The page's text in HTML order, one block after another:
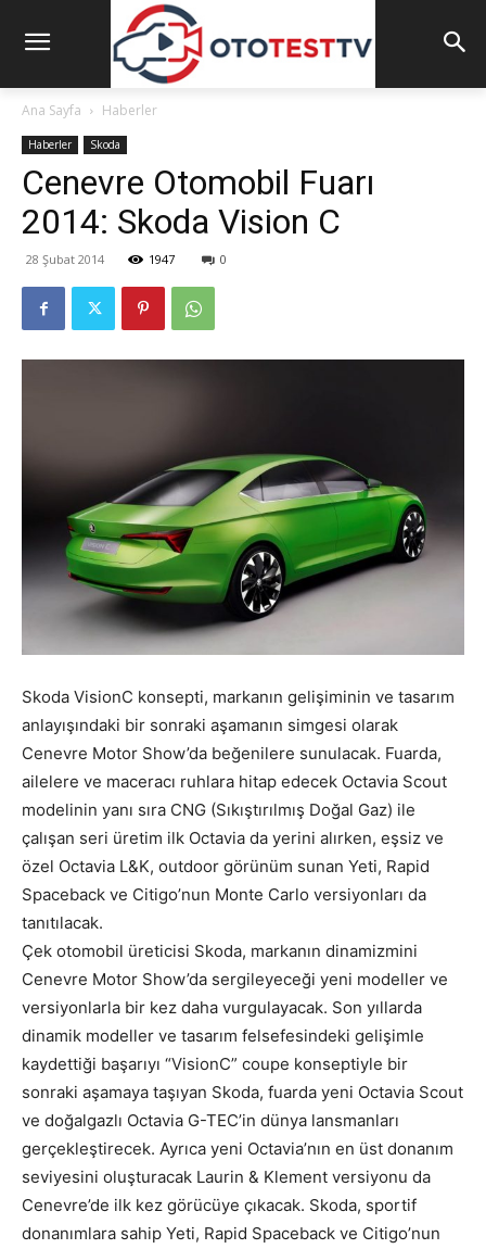
Ana Sayfa Haberler
Haberler Skoda
Cenevre Otomobil Fuarı
2014: Skoda Vision C
28 Şubat 2014 1947 0
Skoda VisionC konsepti, markanın gelişiminin ve tasarım
anlayışındaki bir sonraki aşamanın simgesi olarak
Cenevre Motor Show’da beğenilere sunulacak. Fuarda,
ailelere ve maceracı ruhlara hitap edecek Octavia Scout
modelinin yanı sıra CNG (Sıkıştırılmış Doğal Gaz) ile
çalışan seri üretim ilk Octavia da yerini alırken, eşsiz ve
özel Octavia L&K, outdoor görünüm sunan Yeti, Rapid
Spaceback ve Citigo’nun Monte Carlo versiyonları da
tanıtılacak.
Çek otomobil üreticisi Skoda, markanın dinamizmini
Cenevre Motor Show’da sergileyeceği yeni modeller ve
versiyonlarla bir kez daha vurgulayacak. Son yıllarda
dinamik modeller ve tasarım felsefesindeki gelişimle
kaydettiği başarıyı “VisionC” coupe konseptiyle bir
sonraki aşamaya taşıyan Skoda, fuarda yeni Octavia Scout
ve doğalgazlı Octavia G-TEC’in dünya lansmanları
gerçekleştirecek. Ayrıca yeni Octavia’nın en üst donanım
seviyesini oluşturacak Laurin & Klement versiyonu da
Cenevre’de ilk kez görücüye çıkacak. Skoda, sportif
donanımlara sahip Yeti, Rapid Spaceback ve Citigo’nun